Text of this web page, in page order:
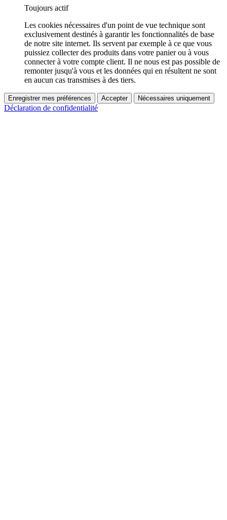
Toujours actif
Les cookies nécessaires d'un point de vue technique sont
exclusivement destinés à garantir les fonctionnalités de base
de notre site internet. Ils servent par exemple à ce que vous
puissiez collecter des produits dans votre panier ou à vous
connecter à votre compte client. Il ne nous est pas possible de
remonter jusqu'à vous et les données qui en résultent ne sont
en aucun cas transmises à des tiers.
Enregistrer mes préférences Accepter Nécessaires uniquement
Déclaration de confidentialité